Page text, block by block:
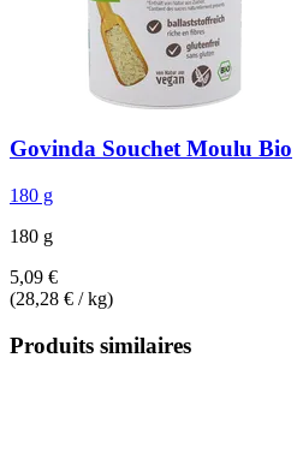
Govinda Souchet Moulu Bio
180 g
180 g
5,09 €
(28,28 € / kg)
Produits similaires